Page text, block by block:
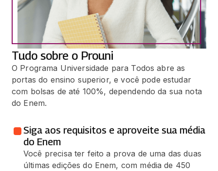
Tudo sobre o Prouni
O Programa Universidade para Todos abre as
portas do ensino superior, e você pode estudar
com bolsas de até 100%, dependendo da sua nota
do Enem.
Siga aos requisitos e aproveite sua média
do Enem
Você precisa ter feito a prova de uma das duas
últimas edições do Enem, com média de 450